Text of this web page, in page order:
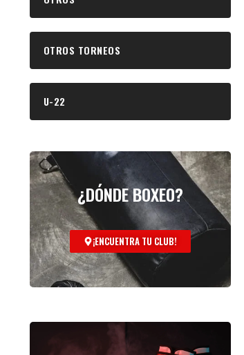
OTROS TORNEOS
U-22
¿DÓNDE BOXEO?
¡ENCUENTRA TU CLUB!